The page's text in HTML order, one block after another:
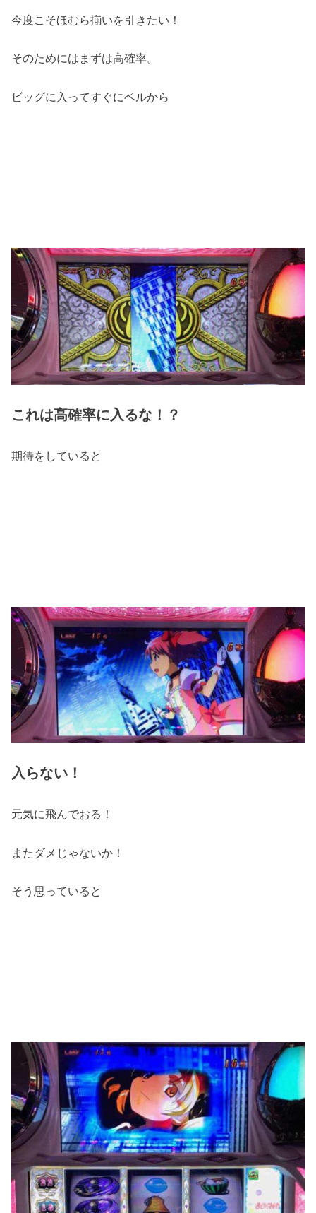
今度こそほむら揃いを引きたい！
そのためにはまずは高確率。
ビッグに入ってすぐにベルから
これは高確率に入るな！？
期待をしていると
入らない！
元気に飛んでおる！
またダメじゃないか！
そう思っていると